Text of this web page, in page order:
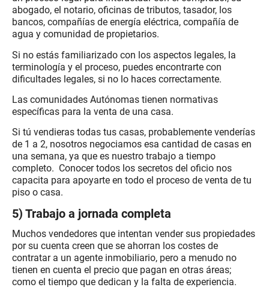
abogado, el notario, oficinas de tributos, tasador, los
bancos, compañías de energía eléctrica, compañía de
agua y comunidad de propietarios.
Si no estás familiarizado con los aspectos legales, la
terminología y el proceso, puedes encontrarte con
dificultades legales, si no lo haces correctamente.
Las comunidades Autónomas tienen normativas
específicas para la venta de una casa.
Si tú vendieras todas tus casas, probablemente venderías
de 1 a 2, nosotros negociamos esa cantidad de casas en
una semana, ya que es nuestro trabajo a tiempo
completo. Conocer todos los secretos del oficio nos
capacita para apoyarte en todo el proceso de venta de tu
piso o casa.
5) Trabajo a jornada completa
Muchos vendedores que intentan vender sus propiedades
por su cuenta creen que se ahorran los costes de
contratar a un agente inmobiliario, pero a menudo no
tienen en cuenta el precio que pagan en otras áreas;
como el tiempo que dedican y la falta de experiencia.